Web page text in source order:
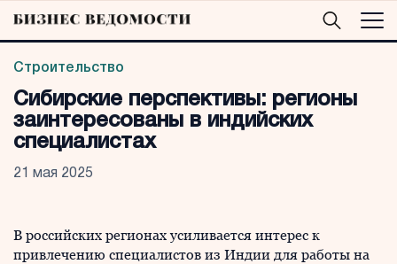
Строительство
Сибирские перспективы: регионы
заинтересованы в индийских
специалистах
21 мая 2025
В российских регионах усиливается интерес к
привлечению специалистов из Индии для работы на